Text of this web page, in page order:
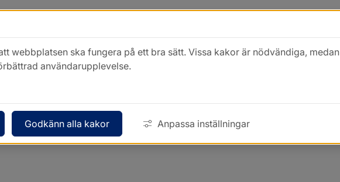
webbplatsen ska fungera på ett bra sätt. Vissa kakor är nödvändiga, medan
användarupplevelse.
Godkänn alla kakor Anpassa inställningar